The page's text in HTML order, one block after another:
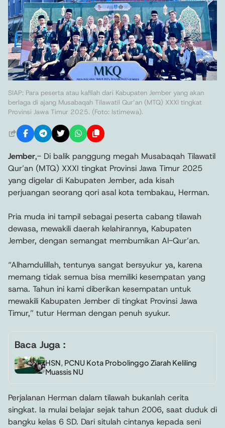
SIAP: Para peserta atau kafilah dari Kabupaten Jember yang akan
berlaga di ajang Musabaqah Tilawatil Qur’an (MTQ) XXXI tingkat
Provinsi Jawa Timur 2025. (Foto: Istimewa).
Jember,- Di balik panggung megah Musabaqah Tilawatil
Qur’an (MTQ) XXXI tingkat Provinsi Jawa Timur 2025
yang digelar di Kabupaten Jember, ada kisah
perjuangan seorang qori asal kota tembakau, Herman.
Pria muda ini tampil sebagai peserta cabang tilawah
dewasa, mewakili daerah kelahirannya, Kabupaten
Jember, dengan semangat membumikan Al-Qur’an.
“Alhamdulillah, tentunya sangat bersyukur ya, karena
memang tidak semua bisa memiliki kesempatan yang
sama. Tahun ini kami diberikan kesempatan untuk
mewakili Kabupaten Jember di tingkat Provinsi Jawa
Timur,” tutur Herman dengan penuh syukur.
Baca Juga :
HSN, PCNU Kota Probolinggo Ziarah Keliling
Muassis NU
Perjalanan Herman dalam tilawah bukanlah cerita
singkat. Ia mulai belajar sejak tahun 2006, saat duduk di
bangku kelas 6 SD. Dari situlah cintanya kepada seni